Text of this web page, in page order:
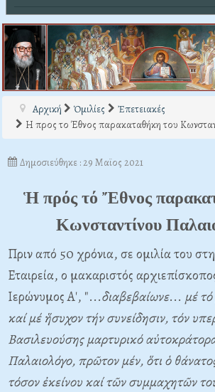
Αρχική Ὁμιλίες
Ἐπετειακές
Η προς το Έθνος παρακαταθήκη του
Δημοσιεύθηκε : 29 Μαϊος 2021
Ἡ πρός τό Ἔθνος
Κωνσταντίνου
Πριν από 50 χρόνια, σε ομιλία του
Εταιρεία, ο μακαριστός
Ιερώνυμος Α', "...διαβεβαίωνε... μέ
καί μέ ἥσυχον τήν συνείδησιν, τόν
Βασιλευούσης μαρτυρικό
Παλαιολόγο, πρῶτον μέν, ὅτι ὁ
τόσον ἐκείνου καί τῶν συμμαχητῶν